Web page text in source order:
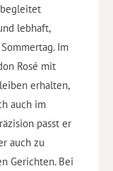
lebhaft,
Im
Rosé mit
erhalten,
auch im
passt er
auch zu
Gerichten. Bei